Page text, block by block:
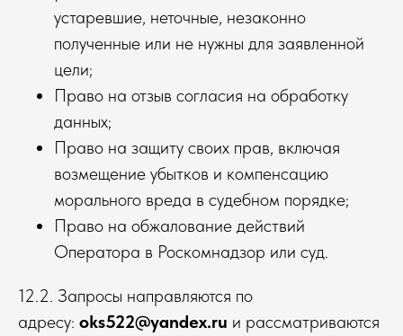
устаревшие, неточные, незаконно
полученные или не нужны для заявленной
цели;
Право на отзыв согласия на обработку
данных;
Право на защиту своих прав, включая
возмещение убытков и компенсацию
морального вреда в судебном порядке;
Право на обжалование действий
Оператора в Роскомнадзор или суд.
12.2. Запросы направляются по
адресу: oks522@yandex.ru и рассматриваются